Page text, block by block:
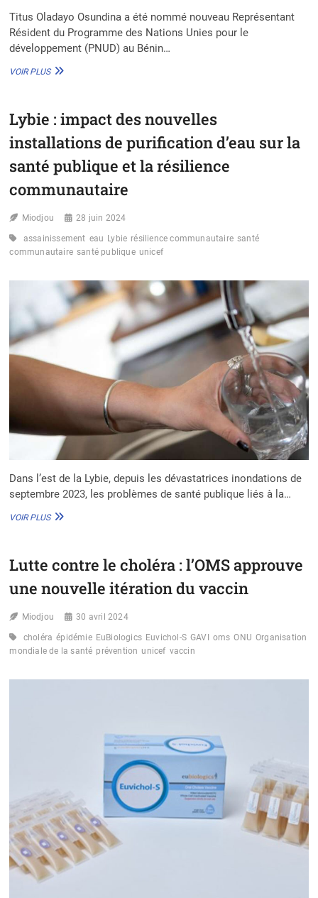
Titus Oladayo Osundina a été nommé nouveau Représentant
Résident du Programme des Nations Unies pour le
développement (PNUD) au Bénin…
VOIR PLUSLE
NOUVEAU
RÉSIDENT
PNUD
BÉNIN
Lybie : impact des nouvelles
installations de purification d’eau sur la
santé publique et la résilience
communautaire
Miodjou 28 juin 2024
assainissement eau Lybie résilience communautaire santé
communautaire santé publique unicef
Dans l’est de la Lybie, depuis les dévastatrices inondations de
septembre 2023, les problèmes de santé publique liés à la…
VOIR PLUSLYBIE
NOUVELLES
DE
D’EAU
LA
SANTÉ
ET
Lutte contre le choléra : l’OMS approuve
une nouvelle itération du vaccin
Miodjou 30 avril 2024
choléra épidémie EuBiologics Euvichol-S GAVI oms ONU Organisation
mondiale de la santé prévention unicef vaccin